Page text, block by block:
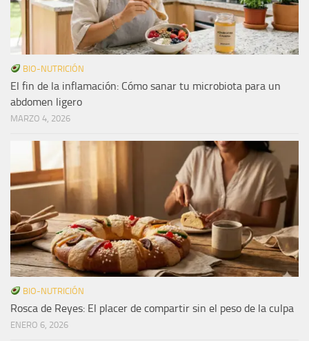
BIO-NUTRICIÓN
El fin de la inflamación: Cómo sanar tu microbiota para un
abdomen ligero
MARZO 4, 2026
BIO-NUTRICIÓN
Rosca de Reyes: El placer de compartir sin el peso de la culpa
ENERO 6, 2026